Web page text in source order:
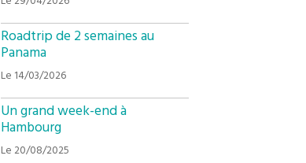
Roadtrip de 2 semaines au
Panama
Le 14/03/2026
Un grand week-end à
Hambourg
Le 20/08/2025